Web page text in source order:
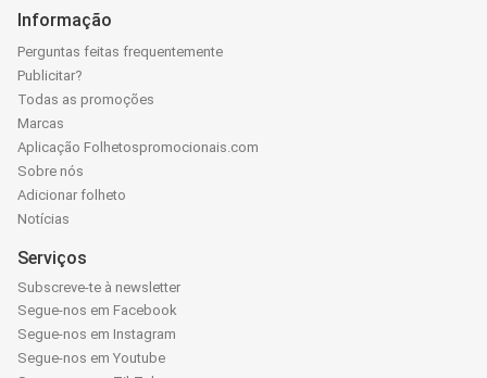
Informação
Perguntas feitas frequentemente
Publicitar?
Todas as promoções
Marcas
Aplicação Folhetospromocionais.com
Sobre nós
Adicionar folheto
Notícias
Serviços
Subscreve-te à newsletter
Segue-nos em Facebook
Segue-nos em Instagram
Segue-nos em Youtube